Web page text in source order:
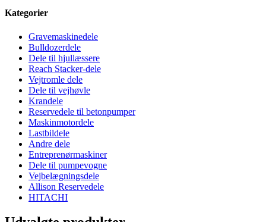
Kategorier
Gravemaskinedele
Bulldozerdele
Dele til hjullæssere
Reach Stacker-dele
Vejtromle dele
Dele til vejhøvle
Krandele
Reservedele til betonpumper
Maskinmotordele
Lastbildele
Andre dele
Entreprenørmaskiner
Dele til pumpevogne
Vejbelægningsdele
Allison Reservedele
HITACHI